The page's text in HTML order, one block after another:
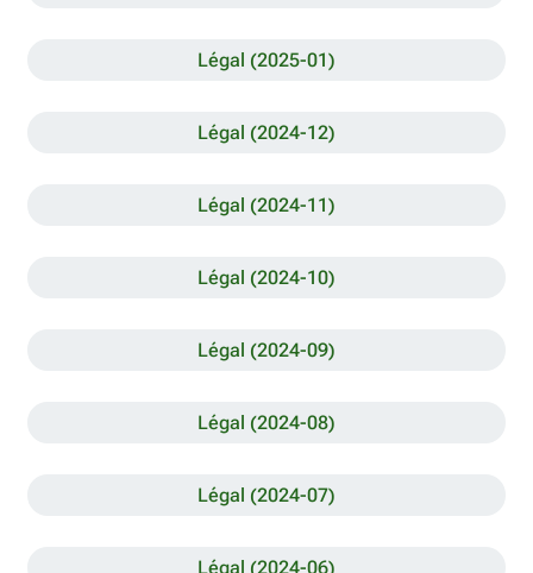
Légal (2025-01)
Légal (2024-12)
Légal (2024-11)
Légal (2024-10)
Légal (2024-09)
Légal (2024-08)
Légal (2024-07)
Légal (2024-06)